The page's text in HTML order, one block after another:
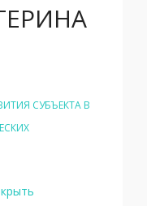
СУБЪЕКТА В